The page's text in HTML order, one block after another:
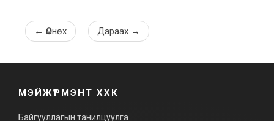
← Өмнөх Дараах →
МЭЙЖҮРМЭНТ ХХК
Байгууллагын танилцуулга